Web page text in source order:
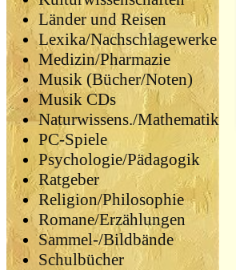
Länder und Reisen
Lexika/Nachschlagewerke
Medizin/Pharmazie
Musik (Bücher/Noten)
Musik CDs
Naturwissens./Mathematik
PC-Spiele
Psychologie/Pädagogik
Ratgeber
Religion/Philosophie
Romane/Erzählungen
Sammel-/Bildbände
Schulbücher